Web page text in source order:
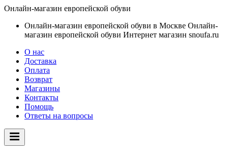
Онлайн-магазин европейской обуви
Онлайн-магазин европейской обуви в Москве Онлайн-
магазин европейской обуви Интернет магазин snoufa.ru
О нас
Доставка
Оплата
Возврат
Магазины
Контакты
Помощь
Ответы на вопросы